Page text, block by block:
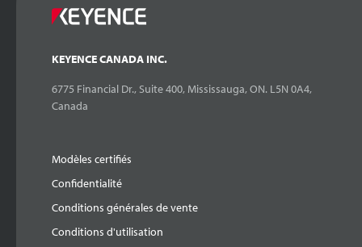
KEYENCE CANADA INC.
6775 Financial Dr., Suite 400, Mississauga, ON. L5N 0A4,
Canada
Modèles certifiés
Confidentialité
Conditions générales de vente
Conditions d'utilisation